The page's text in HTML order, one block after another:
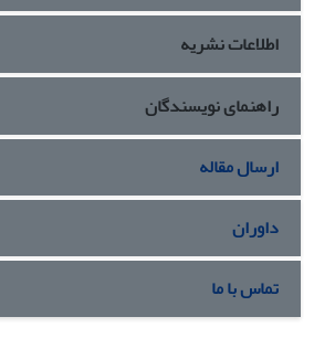
اطلاعات نشریه
راهنمای نویسندگان
ارسال مقاله
داوران
تماس با ما